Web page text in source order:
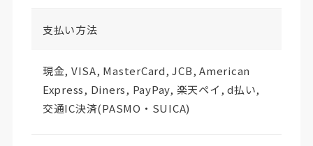
支払い方法
現金, VISA, MasterCard, JCB, American
Express, Diners, PayPay, 楽天ペイ, d払い,
交通IC決済(PASMO・SUICA)